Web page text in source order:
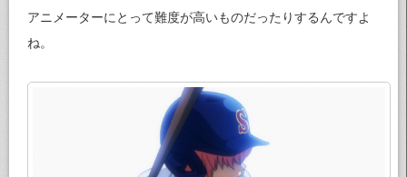
アニメーターにとって難度が高いものだったりするんですよ
ね。